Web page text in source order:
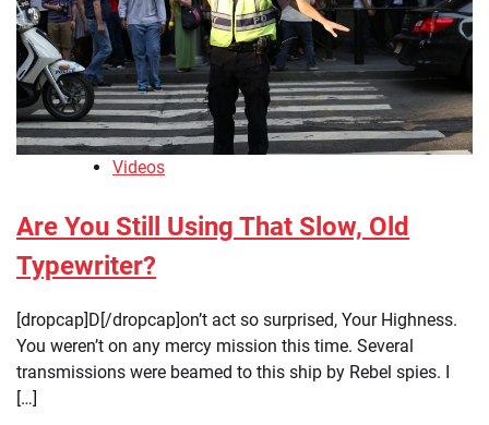
Videos
Are You Still Using That Slow, Old
Typewriter?
[dropcap]D[/dropcap]on’t act so surprised, Your Highness.
You weren’t on any mercy mission this time. Several
transmissions were beamed to this ship by Rebel spies. I
[…]